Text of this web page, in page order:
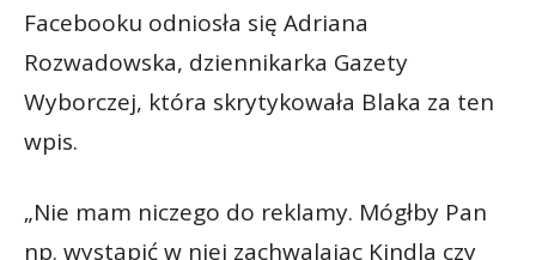
Facebooku odniosła się Adriana
Rozwadowska, dziennikarka Gazety
Wyborczej, która skrytykowała Blaka za ten
wpis.
„Nie mam niczego do reklamy. Mógłby Pan
np. wystąpić w niej zachwalając Kindla czy